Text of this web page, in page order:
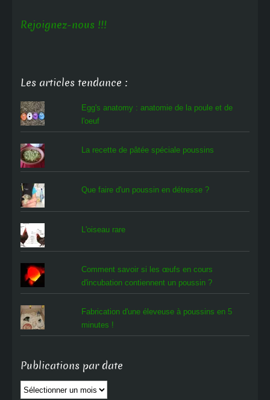
Rejoignez-nous !!!
Les articles tendance :
Egg's anatomy : anatomie de la poule et de
l'oeuf
La recette de pâtée spéciale poussins
Que faire d'un poussin en détresse ?
L'oiseau rare
Comment savoir si les œufs en cours
d'incubation contiennent un poussin ?
Fabrication d'une éleveuse à poussins en 5
minutes !
Publications par date
Publications